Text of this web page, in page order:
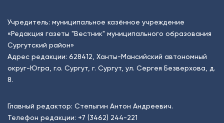
Учредитель: муниципальное казённое учреждение
«Редакция газеты "Вестник" муниципального образования
Сургутский район»
Адрес редакции: 628412, Ханты-Мансийский автономный
округ-Югра, г.о. Сургут, г. Сургут, ул. Сергея Безверхова, д.
8.
Главный редактор: Степыгин Антон Андреевич.
Телефон редакции: +7 (3462) 244-221